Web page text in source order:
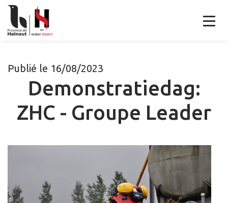
Publié le 16/08/2023
Demonstratiedag:
ZHC - Groupe Leader